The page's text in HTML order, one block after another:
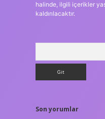
halinde, ilgili içerikler
kaldırılacaktır.
Son yorumlar